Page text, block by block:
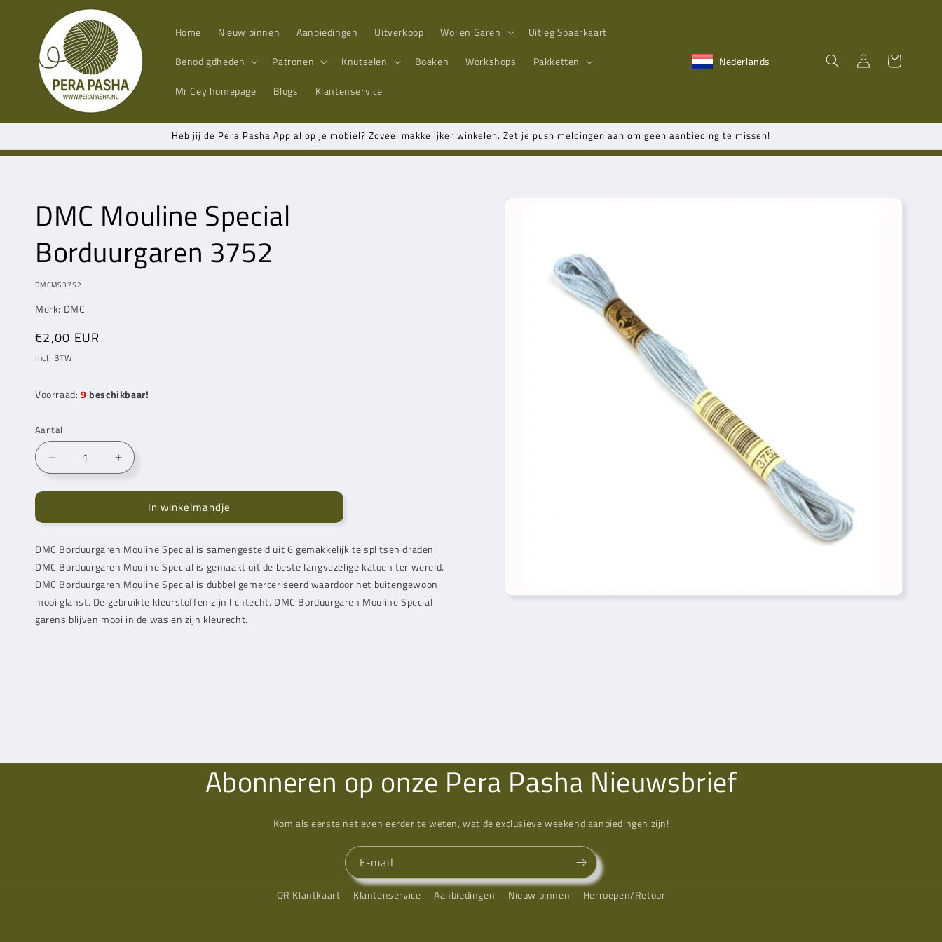
content Home Nieuw binnen Aanbiedingen Uitverkoop Wol en Garen
Uitleg Spaarkaart
Benodigdheden
Patronen Knutselen Boeken Workshops
Pakketten
Mr Cey homepage Blogs Klantenservice
Nederlands InloggenWinkelwagen
Heb jij de Pera Pasha App al op je mobiel? Zoveel makkelijker winkelen. Zet je push meldingen aan om geen aanbieding te missen!
DMC Mouline Special
Borduurgaren 3752
MODEL:
DMCMS3752
Merk: DMC
Normale
prijs
€2,00 EUR
incl. BTW
Voorraad: 9 beschikbaar!
Aantal
Aantal
verlagen
voor
Mouline
Borduurgaren
3752
Aantal
verhogen
voor
Mouline
Borduurgaren
3752
In winkelmandje
DMC Borduurgaren Mouline Special is samengesteld uit 6 gemakkelijk te splitsen draden.
DMC Borduurgaren Mouline Special is gemaakt uit de beste langvezelige katoen ter wereld.
DMC Borduurgaren Mouline Special is dubbel gemerceriseerd waardoor het buitengewoon
mooi glanst. De gebruikte kleurstoffen zijn lichtecht. DMC Borduurgaren Mouline Special
garens blijven mooi in de was en zijn kleurecht.
Abonneren op onze Pera Pasha Nieuwsbrief
Kom als eerste net even eerder te weten, wat de exclusieve weekend aanbiedingen zijn!
E‑mail
QR Klantkaart Klantenservice Aanbiedingen Nieuw binnen Herroepen/Retour